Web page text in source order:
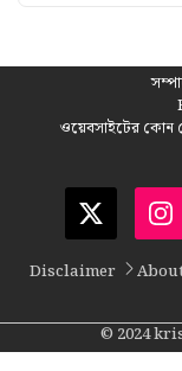
ওয়েবসাইটের কোন
Disclaimer
© 2024